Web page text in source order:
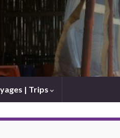
| Trips